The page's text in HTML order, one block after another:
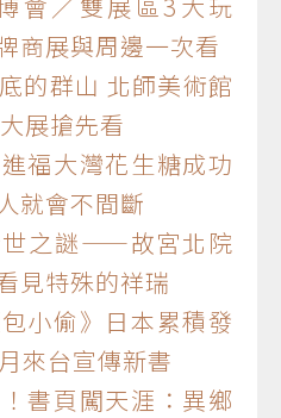
商展與周邊一次看
的群山 北師美術館
展搶先看
福大灣花生糖成功
就會不間斷
之謎——故宮北院
見特殊的祥瑞
小偷》日本累積發
來台宣傳新書
書頁闖天涯：異鄉